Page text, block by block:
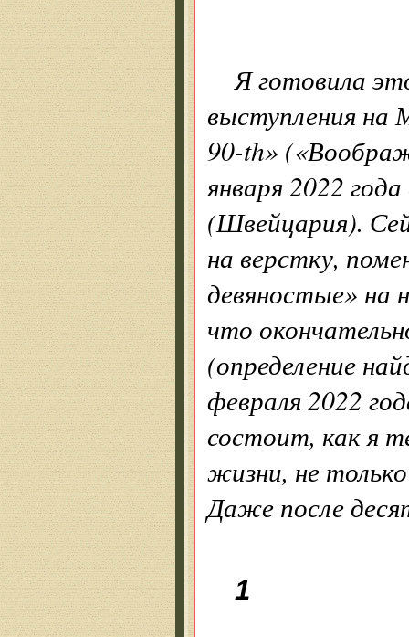
Я готовила
выступления на
90-th»
января 2022
(Швейцария).
на верстку,
девяностые» на
что
(определение
февраля 2022
состоит, как я
жизни, не
Даже после
1